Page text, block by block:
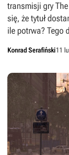
transmisji gry
się, że tytuł
ile potrwa? Tego
Konrad Serafiński11